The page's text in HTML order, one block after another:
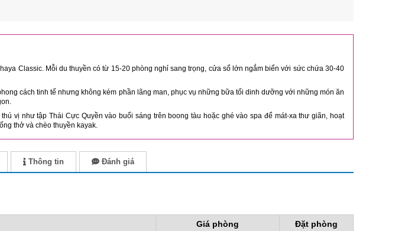
Classic. Mỗi du thuyền có từ 15-20 phòng nghỉ sang trọng, cửa sổ lớn ngắm biển với sức chứa 30-40
cách tinh tế nhưng không kém phần lãng man, phục vụ những bữa tối dinh dưỡng với những món ăn
vị như tập Thái Cực Quyền vào buổi sáng trên boong tàu hoặc ghé vào spa để mát-xa thư giãn, hoạt
thở và chèo thuyền kayak.
Thông tin Đánh giá
Giá phòng
Đặt phòng